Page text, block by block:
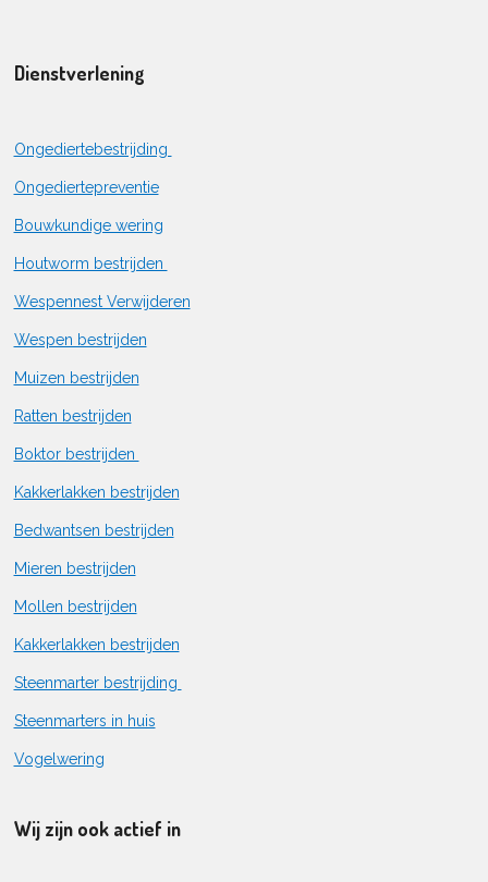
Dienstverlening
Ongediertebestrijding
Ongediertepreventie
Bouwkundige wering
Houtworm bestrijden
Wespennest Verwijderen
Wespen bestrijden
Muizen bestrijden
Ratten bestrijden
Boktor bestrijden
Kakkerlakken bestrijden
Bedwantsen bestrijden
Mieren bestrijden
Mollen bestrijden
Kakkerlakken bestrijden
Steenmarter bestrijding
Steenmarters in huis
Vogelwering
Wij zijn ook actief in